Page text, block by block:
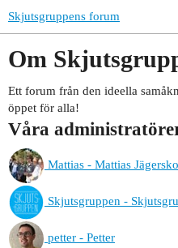
Skjutsgruppens forum
Om
Ett forum från den ideella
öppet för alla!
Våra
Mattias - Mattias
Skjutsgruppen -
petter - Petter